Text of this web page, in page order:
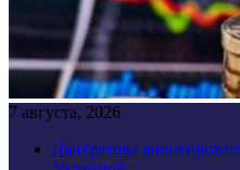
7 августа, 2026
Лантратова